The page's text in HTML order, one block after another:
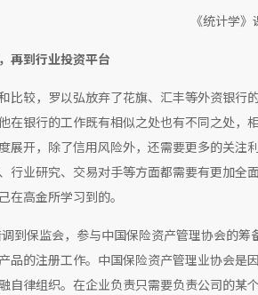
《统计学
再到行业投资平台
比较，罗以弘放弃了花旗、汇丰等外资银
在银行的工作既有相似之处也有不同之处，
展开，除了信用风险外，还需要更多的关
行业研究、交易对手等方面都需要有更加全
在高金所学习到的。
到保监会，参与中国保险资产管理协会的
品的注册工作。中国保险资产管理业协会
自律组织。在企业负责只需要负责公司的